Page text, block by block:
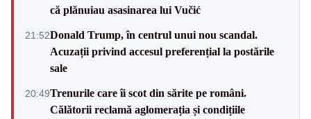
că plănuiau asasinarea lui Vučić
21:52Donald Trump, în centrul unui nou scandal.
Acuzații privind accesul preferențial la postările
sale
20:49Trenurile care îi scot din sărite pe români.
Călătorii reclamă aglomerația și condițiile